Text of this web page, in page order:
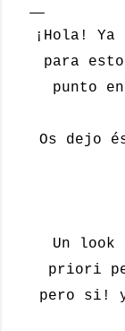
¡Hola!
para
punto
Os dejo
Un look
priori
pero si!